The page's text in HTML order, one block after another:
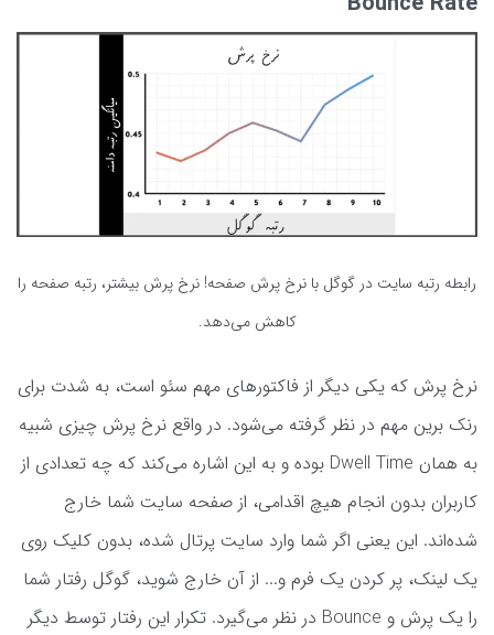
رابطه رتبه سایت در گوگل با نرخ پرش صفحه! نرخ پرش بیشتر، رتبه صفحه را
کاهش می‌دهد.
نرخ پرش که یکی دیگر از فاکتورهای مهم سئو است، به شدت برای
رنک برین مهم در نظر گرفته می‌شود. در واقع نرخ پرش چیزی شبیه
به همان Dwell Time بوده و به این اشاره می‌کند که چه تعدادی از
کاربران بدون انجام هیچ اقدامی، از صفحه سایت شما خارج
شده‌اند. این یعنی اگر شما وارد سایت پرتال شده، بدون کلیک روی
یک لینک، پر کردن یک فرم و... از آن خارج شوید، گوگل رفتار شما
را یک پرش و Bounce در نظر می‌گیرد. تکرار این رفتار توسط دیگر